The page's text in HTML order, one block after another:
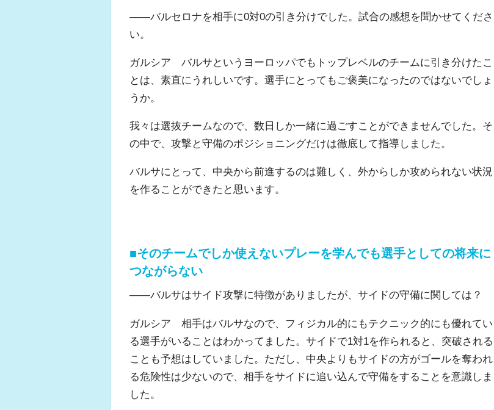
――バルセロナを相手に0対0の引き分けでした。試合の感想を聞かせてくださ
い。
ガルシア バルサというヨーロッパでもトップレベルのチームに引き分けたこ
とは、素直にうれしいです。選手にとってもご褒美になったのではないでしょ
うか。
我々は選抜チームなので、数日しか一緒に過ごすことができませんでした。そ
の中で、攻撃と守備のポジショニングだけは徹底して指導しました。
バルサにとって、中央から前進するのは難しく、外からしか攻められない状況
を作ることができたと思います。
■そのチームでしか使えないプレーを学んでも選手としての将来に
つながらない
――バルサはサイド攻撃に特徴がありましたが、サイドの守備に関しては？
ガルシア 相手はバルサなので、フィジカル的にもテクニック的にも優れてい
る選手がいることはわかってました。サイドで1対1を作られると、突破される
ことも予想はしていました。ただし、中央よりもサイドの方がゴールを奪われ
る危険性は少ないので、相手をサイドに追い込んで守備をすることを意識しま
した。